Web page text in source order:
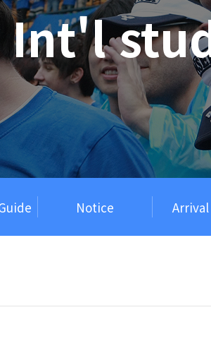
Int'l
Notice